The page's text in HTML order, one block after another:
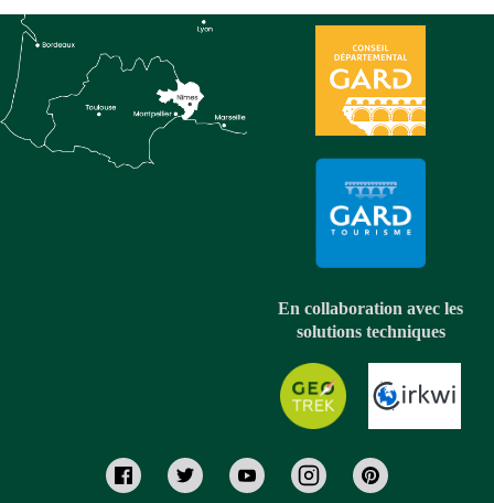
En collaboration avec les
solutions techniques